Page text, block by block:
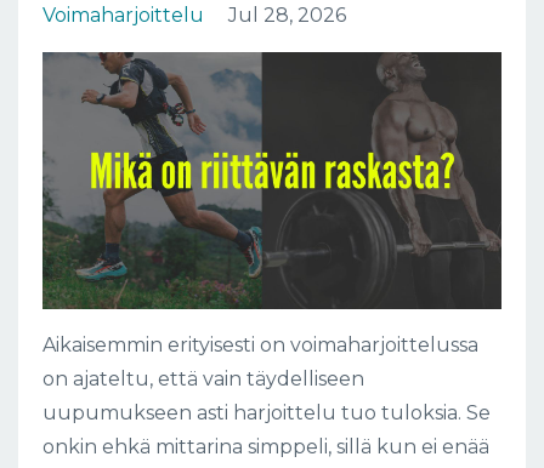
Voimaharjoittelu
Jul 28, 2026
Aikaisemmin erityisesti on voimaharjoittelussa
on ajateltu, että vain täydelliseen
uupumukseen asti harjoittelu tuo tuloksia. Se
onkin ehkä mittarina simppeli, sillä kun ei enää